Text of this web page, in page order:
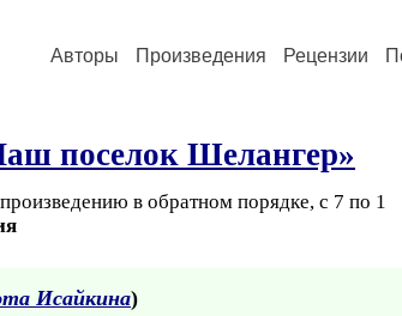
Авторы Произведения Рецензии
поселок Шелангер»
в обратном порядке, с 7 по 1
Исайкина)